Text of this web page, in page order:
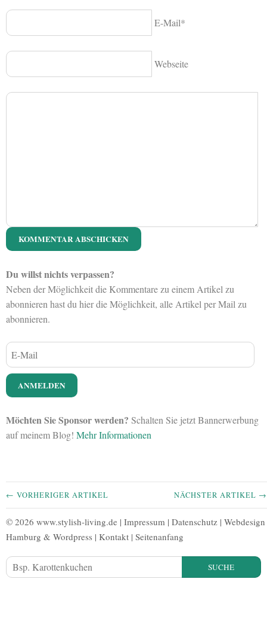
E-Mail*
Webseite
Du willst nichts verpassen?
Neben der Möglichkeit die Kommentare zu einem Artikel zu
abonnieren hast du hier die Möglichkeit, alle Artikel per Mail zu
abonnieren.
Möchten Sie Sponsor werden? Schalten Sie jetzt Bannerwerbung
auf meinem Blog! Mehr Informationen
← VORHERIGER ARTIKEL NÄCHSTER ARTIKEL →
© 2026 www.stylish-living.de | Impressum | Datenschutz | Webdesign
Hamburg & Wordpress | Kontakt | Seitenanfang
SUCHE